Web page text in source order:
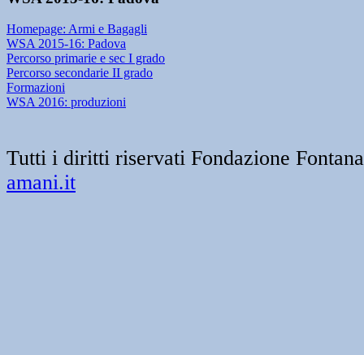
Homepage: Armi e Bagagli
WSA 2015-16: Padova
Percorso primarie e sec I grado
Percorso secondarie II grado
Formazioni
WSA 2016: produzioni
Tutti i diritti riservati Fondazione
amani.it